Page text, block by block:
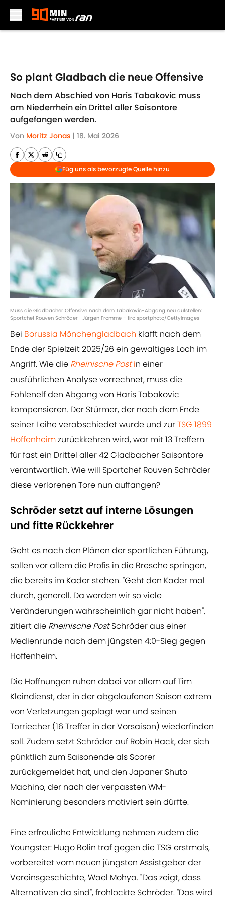
So plant Gladbach die neue Offensive
Nach dem Abschied von Haris Tabakovic muss
am Niederrhein ein Drittel aller Saisontore
aufgefangen werden.
Von Moritz Jonas | 18. Mai 2026
Füg uns als bevorzugte Quelle hinzu
Muss die Gladbacher Offensive nach dem Tabakovic-Abgang neu aufstellen:
Sportchef Rouven Schröder | Jürgen Fromme - firo sportphoto/GettyImages
Bei Borussia Mönchengladbach klafft nach dem
Ende der Spielzeit 2025/26 ein gewaltiges Loch im
Angriff. Wie die Rheinische Postin einer
ausführlichen Analyse vorrechnet, muss die
Fohlenelf den Abgang von Haris Tabakovic
kompensieren. Der Stürmer, der nach dem Ende
seiner Leihe verabschiedet wurde und zurTSG 1899
Hoffenheimzurückkehren wird, war mit 13 Treffern
für fast ein Drittel aller 42 Gladbacher Saisontore
verantwortlich. Wie will Sportchef Rouven Schröder
diese verlorenen Tore nun auffangen?
Schröder setzt auf interne Lösungen
und fitte Rückkehrer
Geht es nach den Plänen der sportlichen Führung,
sollen vor allem die Profis in die Bresche springen,
die bereits im Kader stehen. "Geht den Kader mal
durch, generell. Da werden wir so viele
Veränderungen wahrscheinlich gar nicht haben",
zitiert die Rheinische PostSchröder aus einer
Medienrunde nach dem jüngsten 4:0-Sieg gegen
Hoffenheim.
Die Hoffnungen ruhen dabei vor allem auf Tim
Kleindienst, der in der abgelaufenen Saison extrem
von Verletzungen geplagt war und seinen
Torriecher (16 Treffer in der Vorsaison) wiederfinden
soll. Zudem setzt Schröder auf Robin Hack, der sich
pünktlich zum Saisonende als Scorer
zurückgemeldet hat, und den Japaner Shuto
Machino, der nach der verpassten WM-
Nominierung besonders motiviert sein dürfte.
Eine erfreuliche Entwicklung nehmen zudem die
Youngster: Hugo Bolin traf gegen die TSG erstmals,
vorbereitet vom neuen jüngsten Assistgeber der
Vereinsgeschichte, Wael Mohya. "Das zeigt, dass
Alternativen da sind", frohlockte Schröder. "Das wird